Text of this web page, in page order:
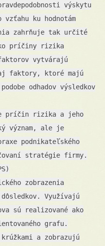
výskytu
ku hodnotám
zahrňuje tak určité
príčiny rizika
vytvárajú
faktory, ktoré majú
odhadov výsledkov
príčin rizika a jeho
význam, ale je
podnikateľského
stratégie firmy.
zobrazenia
Využívajú
sú realizované ako
grafu.
a zobrazujú